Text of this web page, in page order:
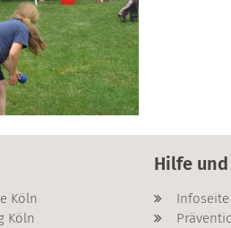
Köln
Köln
Hilfe